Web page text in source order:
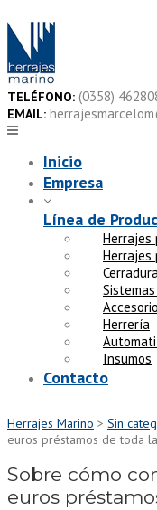
to
content
TELÉFONO: (0358)
EMAIL:
Inicio
Empresa
Línea de
Herrajes
Herrajes
Herrería
Insumos
Contacto
Herrajes Marino > Sin
euros préstamos de toda
Sobre cómo
euros